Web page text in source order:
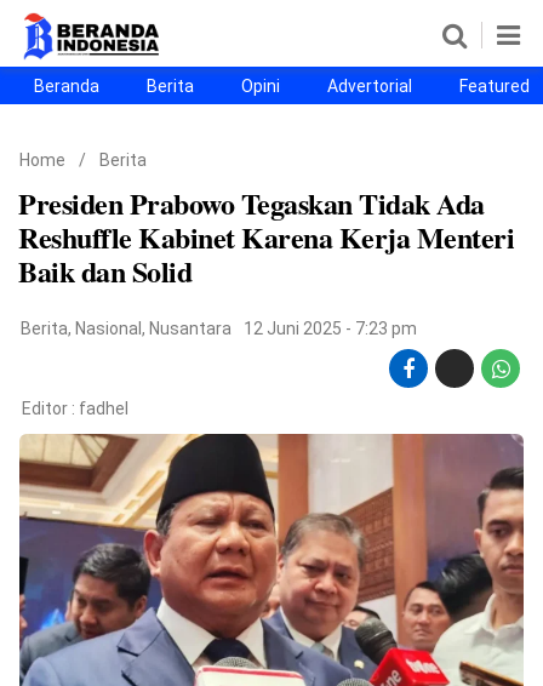
Beranda
Berita
Opini
Advertorial
Featured
Beranda25
SEGMEN
Nusantara
Jabodetabek
Sulselbar
Kota Makassar
©
Copyright
2026
Beranda
Indonesia
.
All
Right
Reserved
Beranda Berita Opini Advertorial Featured
Home / Berita
Presiden Prabowo Tegaskan Tidak Ada
Reshuffle Kabinet Karena Kerja Menteri
Baik dan Solid
Berita, Nasional , Nusantara 12 Juni 2025 - 7:23 pm
Editor : fadhel